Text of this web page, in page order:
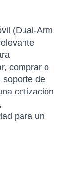
(Dual-Arm
comprar o
soporte de
cotización
para un